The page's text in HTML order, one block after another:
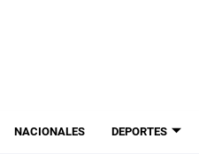
NACIONALES DEPORTES